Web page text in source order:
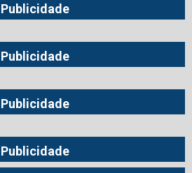
Publicidade
Publicidade
Publicidade
Publicidade